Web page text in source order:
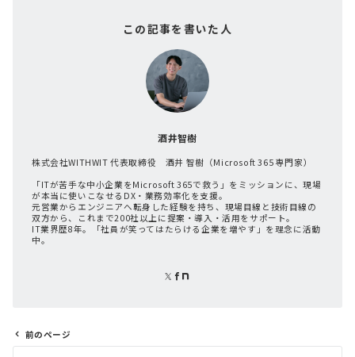
この記事を書いた人
酒井智樹
株式会社WITHWIT 代表取締役 酒井 智樹（Microsoft 365 専門家）
「ITが苦手な中小企業をMicrosoft 365で救う」をミッションに、現場
が本当に使いこなせるDX・業務効率化を支援。
元営業からエンジニアへ転身した経験を持ち、現場目線と技術目線の
双方から、これまで200社以上に提案・導入・活用をサポート。
IT業界歴8年。「社員が笑ってはたらける企業を増やす」を理念に活動
中。
前のページ